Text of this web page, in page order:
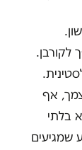
לקורבן.
אף
בלתי
שמגיעים